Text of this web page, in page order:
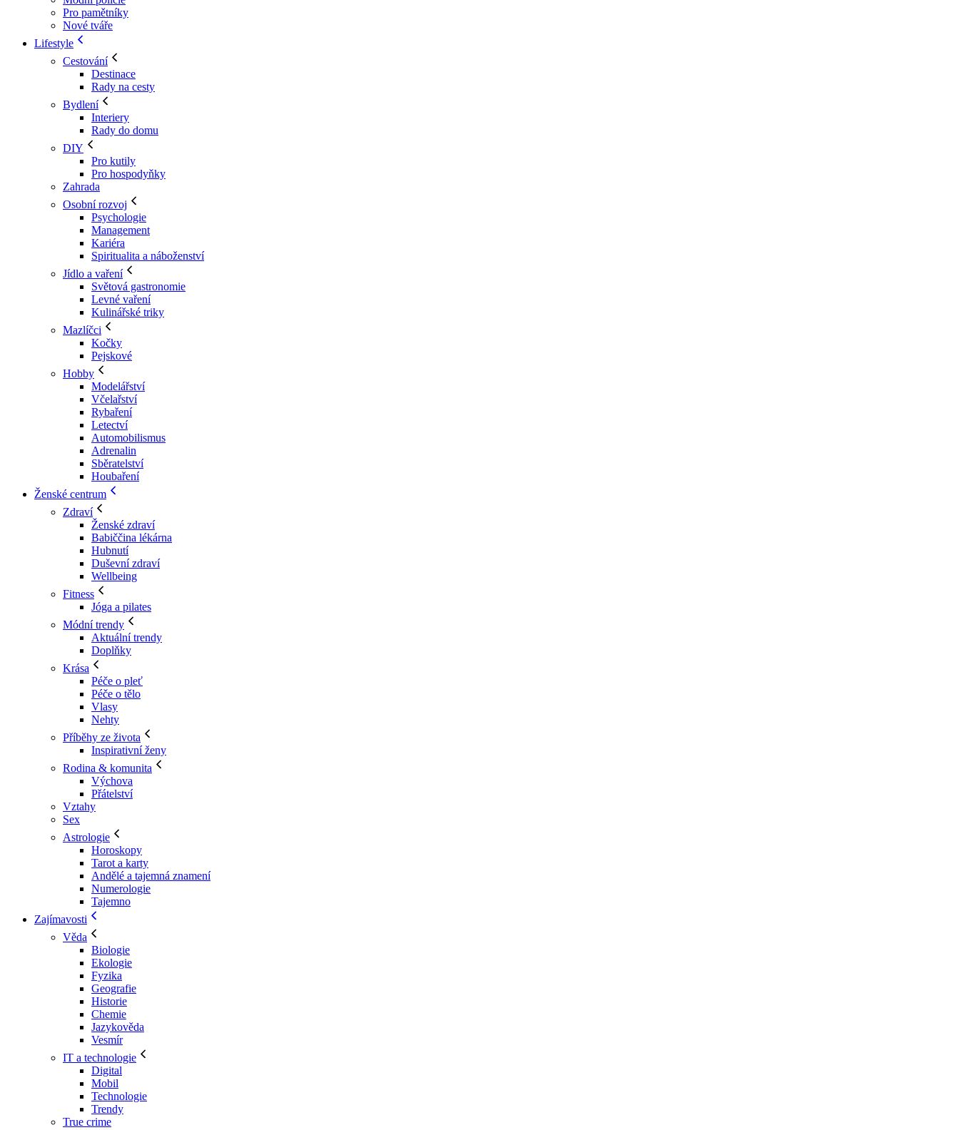
Pro pamětníky
Nové tváře
Lifestyle
Cestování
Destinace
Rady na cesty
Bydlení
Interiery
Rady do domu
DIY
Pro kutily
Pro hospodyňky
Zahrada
Osobní rozvoj
Psychologie
Management
Kariéra
Spiritualita a náboženství
Jídlo a vaření
Světová gastronomie
Levné vaření
Kulinářské triky
Mazlíčci
Kočky
Pejskové
Hobby
Modelářství
Včelařství
Rybaření
Letectví
Automobilismus
Adrenalin
Sběratelství
Houbaření
Ženské centrum
Zdraví
Ženské zdraví
Babiččina lékárna
Hubnutí
Duševní zdraví
Wellbeing
Fitness
Jóga a pilates
Módní trendy
Aktuální trendy
Doplňky
Krása
Péče o pleť
Péče o tělo
Vlasy
Nehty
Příběhy ze života
Inspirativní ženy
Rodina & komunita
Výchova
Přátelství
Vztahy
Sex
Astrologie
Horoskopy
Tarot a karty
Andělé a tajemná znamení
Numerologie
Tajemno
Zajímavosti
Věda
Biologie
Ekologie
Fyzika
Geografie
Historie
Chemie
Jazykověda
Vesmír
IT a technologie
Digital
Mobil
Technologie
Trendy
True crime